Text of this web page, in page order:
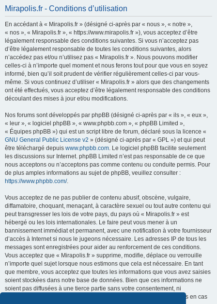
Mirapolis.fr - Conditions d’utilisation
En accédant à « Mirapolis.fr » (désigné ci-après par « nous », « notre »,
« nos », « Mirapolis.fr », « https://www.mirapolis.fr »), vous acceptez d’être
légalement responsable des conditions suivantes. Si vous n’acceptez pas
d’être légalement responsable de toutes les conditions suivantes, alors
n’accédez pas et/ou n’utilisez pas « Mirapolis.fr ». Nous pouvons modifier
celles-ci à n’importe quel moment et nous ferons tout pour que vous en soyez
informé, bien qu’il soit prudent de vérifier régulièrement celles-ci par vous-
même. Si vous continuez d’utiliser « Mirapolis.fr » alors que des changements
ont été effectués, vous acceptez d’être légalement responsable des conditions
découlant des mises à jour et/ou modifications.
Nos forums sont développés par phpBB (désigné ci-après par « ils », « eux »,
« leur », « logiciel phpBB », « www.phpbb.com », « phpBB Limited »,
« Équipes phpBB ») qui est un script libre de forum, déclaré sous la licence «
GNU General Public License v2 » (désigné ci-après par « GPL ») et qui peut
être téléchargé depuis www.phpbb.com. Le logiciel phpBB facilite seulement
les discussions sur Internet. phpBB Limited n’est pas responsable de ce que
nous acceptons ou n’acceptons pas comme contenu ou conduite permis. Pour
de plus amples informations au sujet de phpBB, veuillez consulter :
https://www.phpbb.com/.
Vous acceptez de ne pas publier de contenu abusif, obscène, vulgaire,
diffamatoire, choquant, menaçant, à caractère sexuel ou tout autre contenu qui
peut transgresser les lois de votre pays, du pays où « Mirapolis.fr » est
hébergé ou les lois internationales. Le faire peut vous mener à un
bannissement immédiat et permanent, avec une notification à votre fournisseur
d’accès à Internet si nous le jugeons nécessaire. Les adresses IP de tous les
messages sont enregistrées pour aider au renforcement de ces conditions.
Vous acceptez que « Mirapolis.fr » supprime, modifie, déplace ou verrouille
n’importe quel sujet lorsque nous estimons que cela est nécessaire. En tant
que membre, vous acceptez que toutes les informations que vous avez saisies
soient stockées dans notre base de données. Bien que ces informations ne
soient pas diffusées à une tierce partie sans votre consentement, ni
« Mirapolis.fr », ni phpBB ne pourront être tenus comme responsables en cas